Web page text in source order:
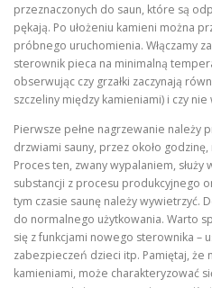
przeznaczonych do saun, które są
pękają. Po ułożeniu kamieni można
próbnego uruchomienia. Włączamy
sterownik pieca na minimalną
obserwując czy grzałki zaczynają
szczeliny między kamieniami) i czy
Pierwsze pełne nagrzewanie należy
drzwiami sauny, przez około
Proces ten, zwany wypalaniem,
substancji z procesu produkcyjnego
tym czasie saunę należy wywietrzyć.
do normalnego użytkowania. Warto
się z funkcjami nowego sterownika
zabezpieczeń dzieci itp. Pamiętaj, że
kamieniami, może charakteryzować